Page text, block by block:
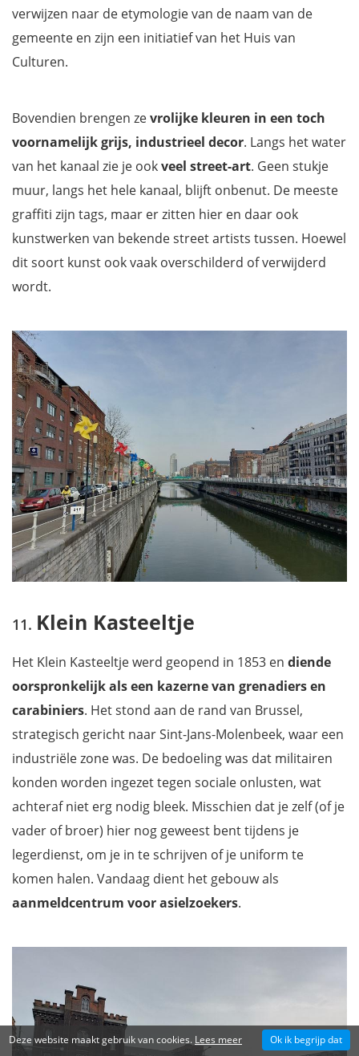
verwijzen naar de etymologie van de naam van de
gemeente en zijn een initiatief van het Huis van
Culturen.
Bovendien brengen zevrolijke kleuren in een toch
voornamelijk grijs, industrieel decor. Langs het water
van het kanaal zie je ookveel street-art. Geen stukje
muur, langs het hele kanaal, blijft onbenut. De meeste
graffiti zijn tags, maar er zitten hier en daar ook
kunstwerken van bekende street artists tussen. Hoewel
dit soort kunst ook vaak overschilderd of verwijderd
wordt.
Klein Kasteeltje
Het Klein Kasteeltje werd geopend in 1853 en diende
oorspronkelijk als een kazerne van grenadiers en
carabiniers. Het stond aan de rand van Brussel,
strategisch gericht naar Sint-Jans-Molenbeek, waar een
industriële zone was. De bedoeling was dat militairen
konden worden ingezet tegen sociale onlusten, wat
achteraf niet erg nodig bleek. Misschien dat je zelf (of je
vader of broer) hier nog geweest bent tijdens je
legerdienst, om je in te schrijven of je uniform te
komen halen. Vandaag dient het gebouw als
aanmeldcentrum voor asielzoekers.
Deze website maakt gebruik van cookies. Lees meer Ok ik begrijp dat